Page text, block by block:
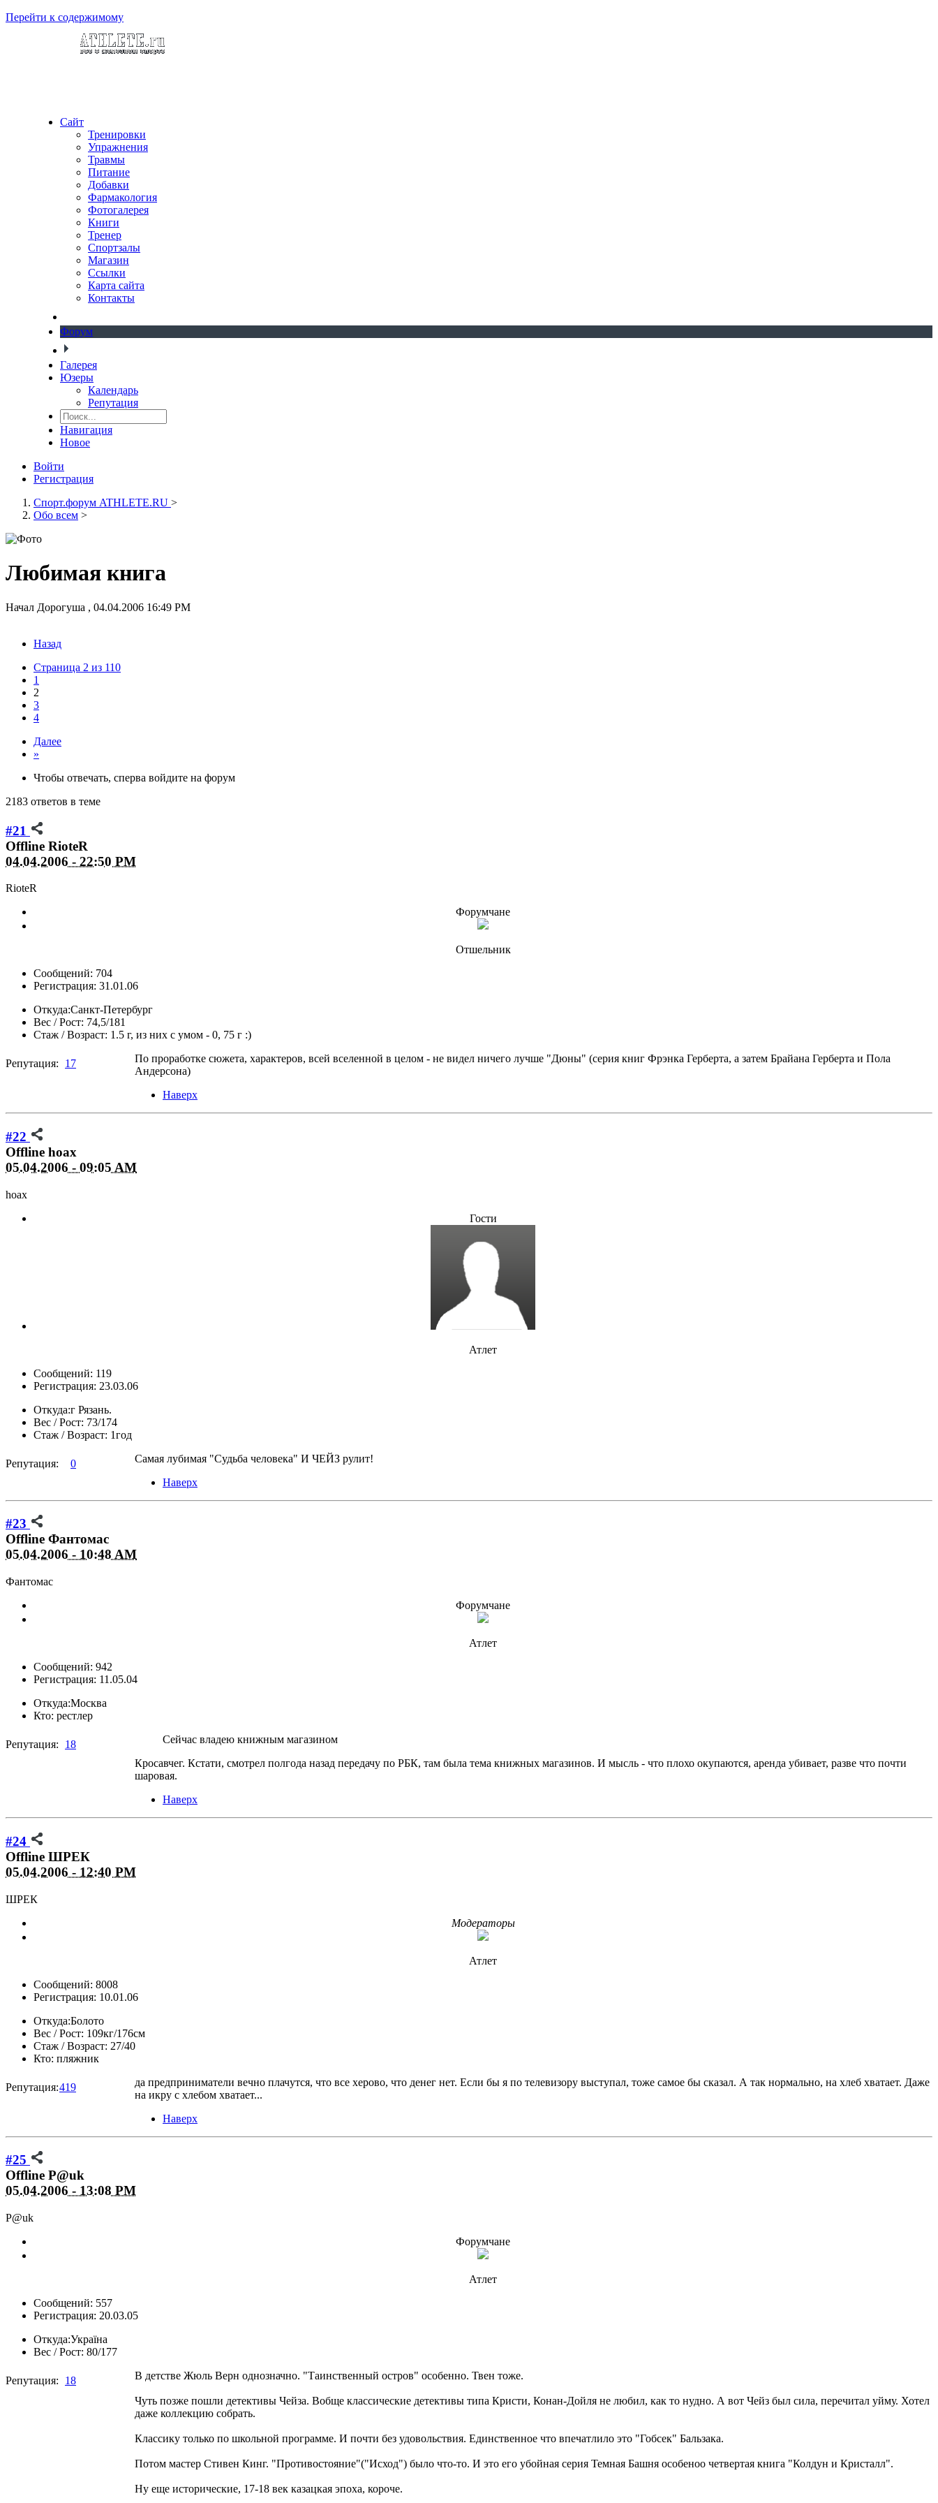
Перейти к содержимому
Сайт
Тренировки
Упражнения
Травмы
Питание
Добавки
Фармакология
Фотогалерея
Книги
Тренер
Спортзалы
Магазин
Ссылки
Карта сайта
Контакты
Форум
Галерея
Юзеры
Календарь
Репутация
Навигация
Новое
Войти
Регистрация
Спорт.форум ATHLETE.RU >
Обо всем >
Любимая книга
Начал Дорогуша , 04.04.2006 16:49 PM
Назад
Страница 2 из 110
1
2
3
4
Далее
»
Чтобы отвечать, сперва войдите на форум
2183 ответов в теме
#21
Offline RioteR
04.04.2006 - 22:50 PM
RioteR
Форумчане
Отшельник
Сообщений: 704
Регистрация: 31.01.06
Откуда:Санкт-Петербург
Вес / Рост: 74,5/181
Стаж / Возраст: 1.5 г, из них с умом - 0, 75 г :)
Репутация: 17
По проработке сюжета, характеров, всей вселенной в целом - не видел ничего лучше "Дюны" (серия книг Фрэнка Герберта, а затем Брайана Герберта и Пола
Андерсона)
Наверх
#22
Offline hoax
05.04.2006 - 09:05 AM
hoax
Гости
Атлет
Сообщений: 119
Регистрация: 23.03.06
Откуда:г Рязань.
Вес / Рост: 73/174
Стаж / Возраст: 1год
Репутация: 0
Самая лубимая "Судьба человека" И ЧЕЙЗ рулит!
Наверх
#23
Offline Фантомас
05.04.2006 - 10:48 AM
Фантомас
Форумчане
Атлет
Сообщений: 942
Регистрация: 11.05.04
Откуда:Москва
Кто: рестлер
Репутация: 18
Сейчас владею книжным магазином
Кросавчег. Кстати, смотрел полгода назад передачу по РБК, там была тема книжных магазинов. И мысль - что плохо окупаются, аренда убивает, разве что почти
шаровая.
Наверх
#24
Offline ШРЕК
05.04.2006 - 12:40 PM
ШРЕК
Модераторы
Атлет
Сообщений: 8008
Регистрация: 10.01.06
Откуда:Болото
Вес / Рост: 109кг/176см
Стаж / Возраст: 27/40
Кто: пляжник
Репутация:419
да предприниматели вечно плачутся, что все херово, что денег нет. Если бы я по телевизору выступал, тоже самое бы сказал. А так нормально, на хлеб хватает. Даже
на икру с хлебом хватает...
Наверх
#25
Offline P@uk
05.04.2006 - 13:08 PM
P@uk
Форумчане
Атлет
Сообщений: 557
Регистрация: 20.03.05
Откуда:Україна
Вес / Рост: 80/177
Репутация: 18 В детстве Жюль Верн однозначно. "Таинственный остров" особенно. Твен тоже.
Чуть позже пошли детективы Чейза. Вобще классические детективы типа Кристи, Конан-Дойля не любил, как то нудно. А вот Чейз был сила, перечитал уйму. Хотел
даже коллекцию собрать.
Классику только по школьной программе. И почти без удовольствия. Единственное что впечатлило это "Гобсек" Бальзака.
Потом мастер Стивен Кинг. "Противостояние"("Исход") было что-то. И это его убойная серия Темная Башня особеноо четвертая книга "Колдун и Кристалл".
Ну еще исторические, 17-18 век казацкая эпоха, короче.